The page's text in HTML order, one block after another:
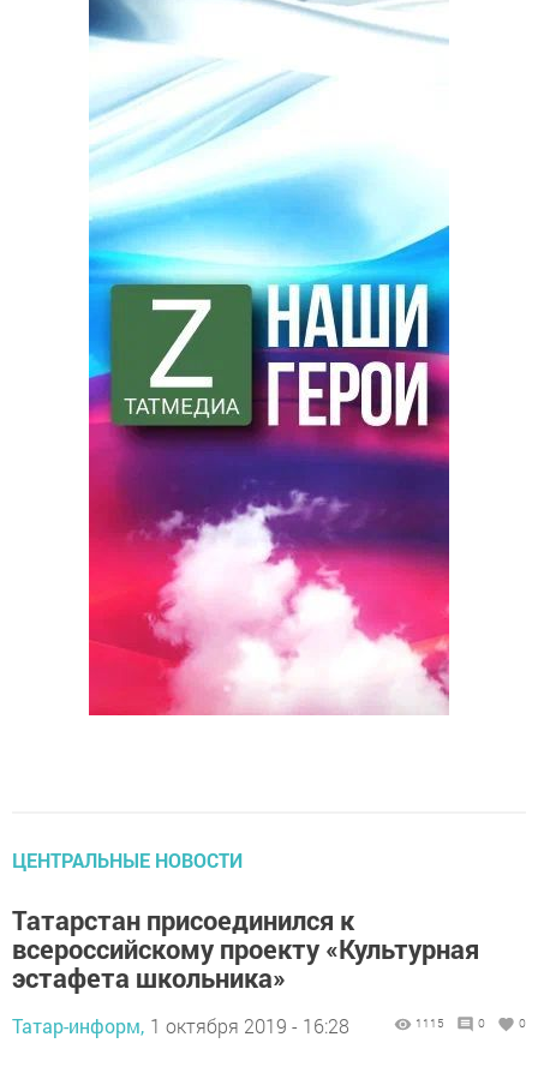
ЦЕНТРАЛЬНЫЕ НОВОСТИ
Татарстан присоединился к
всероссийскому проекту «Культурная
эстафета школьника»
Татар-информ, 1 октября 2019 - 16:28 1115 0 0